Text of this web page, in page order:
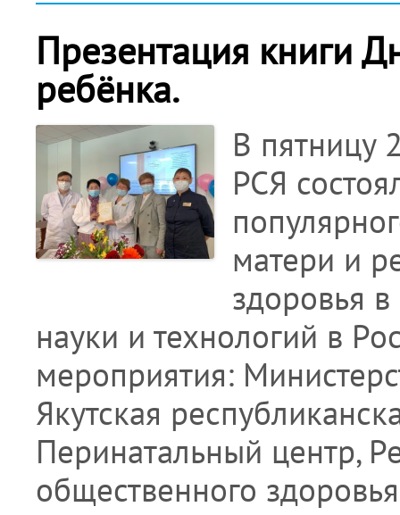
Презентация книги
ребёнка.
В пятницу
РСЯ
матери и
здоровья
науки и технологий в
мероприятия:
Якутская
Перинатальный центр,
общественного